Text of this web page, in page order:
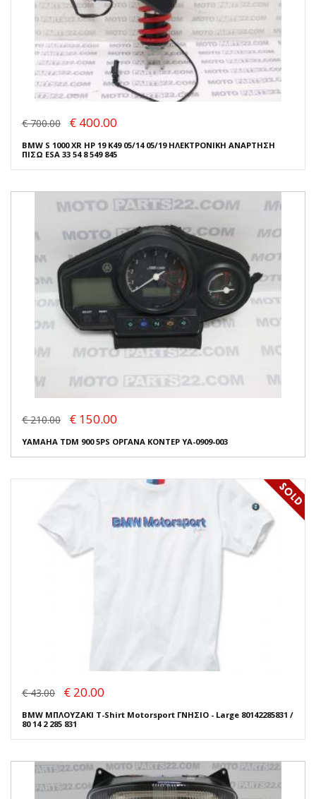
€ 700.00 € 400.00
BMW S 1000 XR HP 19 K49 05/14 05/19 ΗΛΕΚΤΡΟΝΙΚΗ ΑΝΑΡΤΗΣΗ
ΠΙΣΩ ESA 33 54 8 549 845
€ 210.00 € 150.00
YAMAHA TDM 900 5PS ΟΡΓΑΝΑ ΚΟΝΤΕΡ YA-0909-003
€ 43.00 € 20.00
BMW ΜΠΛΟΥΖΑΚΙ T-Shirt Motorsport ΓΝΗΣΙΟ - Large 80142285831 /
80 14 2 285 831